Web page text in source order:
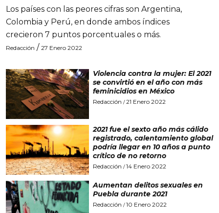
Los países con las peores cifras son Argentina,
Colombia y Perú, en donde ambos índices
crecieron 7 puntos porcentuales o más.
Redacción / 27 Enero 2022
Violencia contra la mujer: El 2021
se convirtió en el año con más
feminicidios en México
Redacción /21 Enero 2022
2021 fue el sexto año más cálido
registrado, calentamiento global
podría llegar en 10 años a punto
crítico de no retorno
Redacción /14 Enero 2022
Aumentan delitos sexuales en
Puebla durante 2021
Redacción /10 Enero 2022